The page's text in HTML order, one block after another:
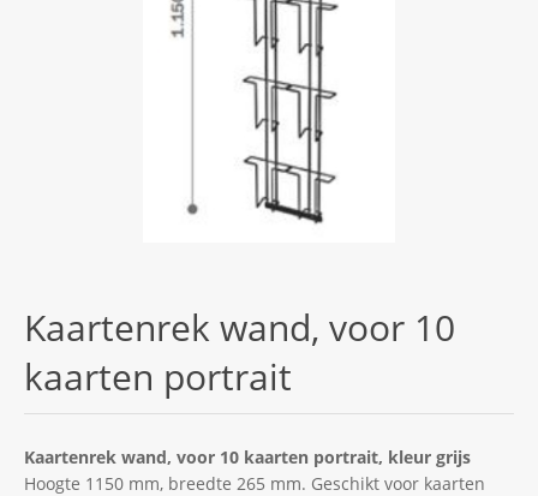
Kaartenrek wand, voor 10
kaarten portrait
Kaartenrek wand, voor 10 kaarten portrait, kleur grijs
Hoogte 1150 mm, breedte 265 mm. Geschikt voor kaarten